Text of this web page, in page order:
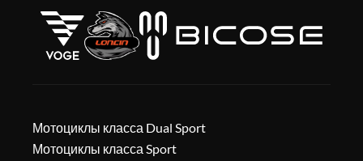
Мотоциклы класса Dual Sport
Мотоциклы класса Sport